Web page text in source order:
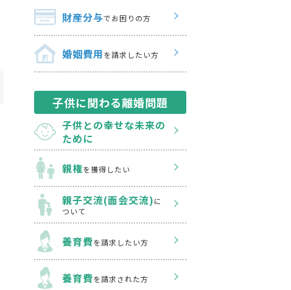
財産分与でお困りの方
婚姻費用を請求したい方
子供に関わる離婚問題
子供との幸せな未来の
ために
親権を獲得したい
親子交流(面会交流)に
ついて
養育費を請求したい方
養育費を請求された方